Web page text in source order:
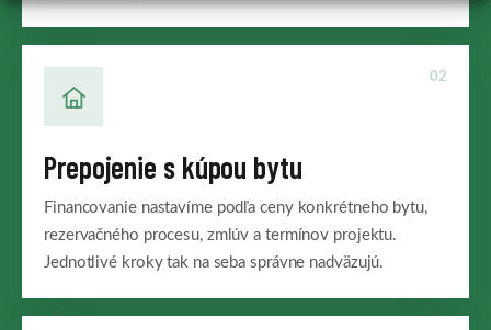
02
Prepojenie s kúpou bytu
Financovanie nastavíme podľa ceny konkrétneho bytu,
rezervačného procesu, zmlúv a termínov projektu.
Jednotlivé kroky tak na seba správne nadväzujú.